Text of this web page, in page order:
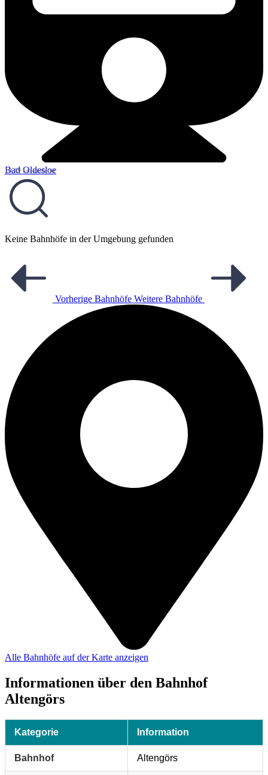
Bad Oldesloe
10,49 km entfernt
Keine Bahnhöfe in der Umgebung gefunden
Vorherige Bahnhöfe Weitere Bahnhöfe
Alle Bahnhöfe auf der Karte anzeigen
Informationen über den Bahnhof
Altengörs
Kategorie Information
Bahnhof Altengörs